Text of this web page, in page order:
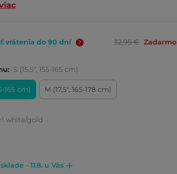
vrátenia do 90 dní 32,95 € Zadarmo
S (15,5", 155-165 cm)
165 cm) M (17,5", 165-178 cm)
white/gold
- 11.8. u Vás